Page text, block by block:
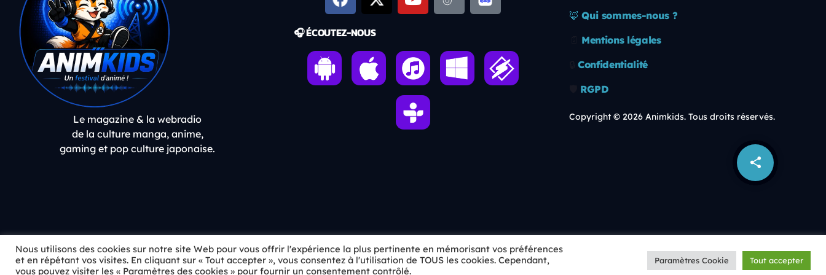
play_arrow 火炎
女王蜂 skip_previous skip_next radio playlist_play volume_up
share
email
Le magazine & la webradio
de la culture manga, anime,
gaming et pop culture japonaise.
🎧 ÉCOUTEZ-NOUS
🦊 Qui sommes-nous ?
Mentions légales
Confidentialité
RGPD
Copyright © 2026 Animkids. Tous droits réservés.
Nous utilisons des cookies sur notre site Web pour vous offrir l'expérience la plus pertinente en mémorisant vos préférences
et en répétant vos visites. En cliquant sur « Tout accepter », vous consentez à l'utilisation de TOUS les cookies. Cependant,
vous pouvez visiter les « Paramètres des cookies » pour fournir un consentement contrôlé.
Paramètres Cookie Tout accepter